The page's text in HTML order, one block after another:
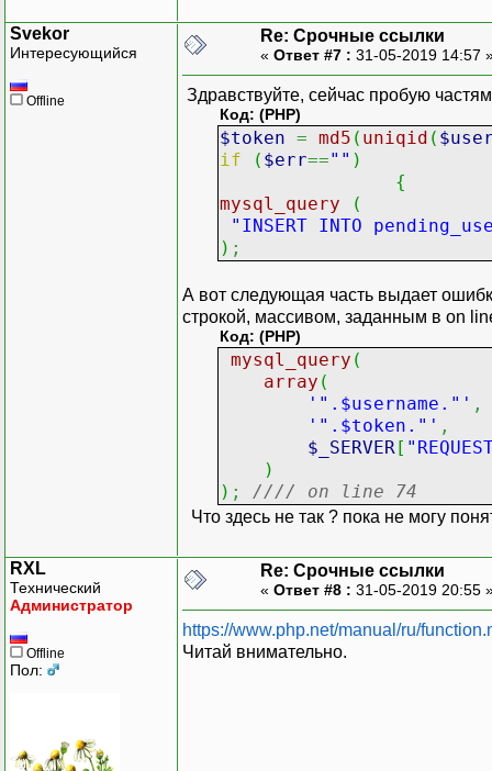
Svekor
Интересующийся
Offline
Re: Срочные ссылки
« Ответ #7 : 31-05-2019 14:57
Здравствуйте, сейчас пробую
Код: (PHP)
$token = md5 ( uniqid (
if
( $err=="" )
{
mysql_query
(
"INSERT INTO
) ;
А вот следующая часть выдает
строкой, массивом, заданным в on
Код: (PHP)
mysql_query (
array (
'".$username."' ,
'".$token."' ,
$_SERVER [
)
) ; //// on line 74
Что здесь не так ? пока не могу
RXL
Технический
Администратор
Offline
Пол:
Re: Срочные ссылки
« Ответ #8 : 31-05-2019 20:55
https://www.php.net/manual/ru/
Читай внимательно.